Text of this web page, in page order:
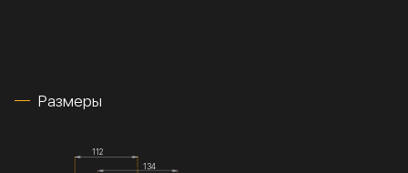
Размеры
112
134